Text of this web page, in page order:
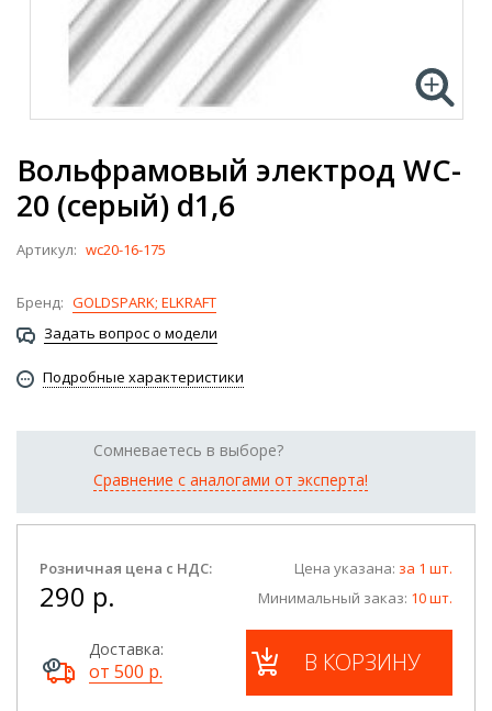
Вольфрамовый электрод WC-
20 (серый) d1,6
Артикул: wc20-16-175
Бренд: GOLDSPARK; ELKRAFT
Задать вопрос о модели
Подробные характеристики
Сомневаетесь в выборе?
Сравнение с аналогами от эксперта!
Розничная цена с НДС:
290 р.
Цена указана: за 1 шт.
Минимальный заказ: 10 шт.
Доставка:
от 500 р. В КОРЗИНУ